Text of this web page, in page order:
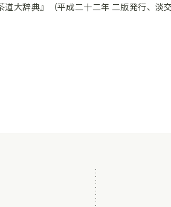
道大辞典』（平成二十二年 二版発行、淡